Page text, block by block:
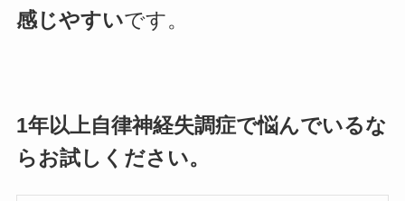
感じやすいです。
1年以上自律神経失調症で悩んでいるな
らお試しください。